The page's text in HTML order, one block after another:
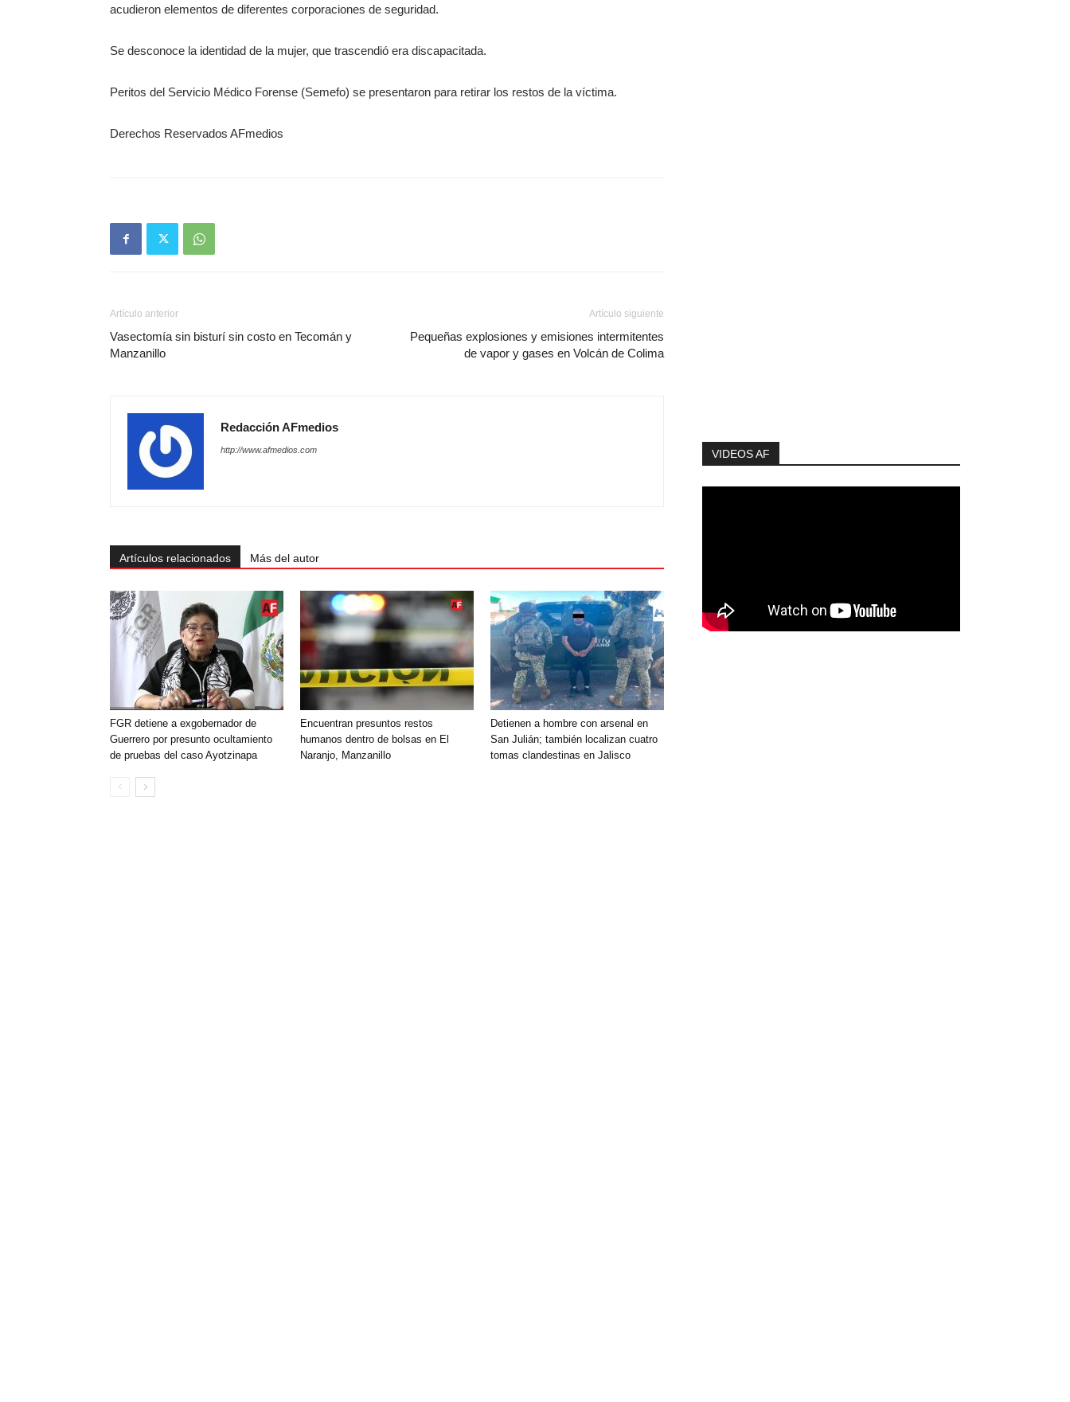
acudieron elementos de diferentes corporaciones de seguridad.
Se desconoce la identidad de la mujer, que trascendió era discapacitada.
Peritos del Servicio Médico Forense (Semefo) se presentaron para retirar los restos de la víctima.
Derechos Reservados AFmedios
Artículo anterior
Vasectomía sin bisturí sin costo en Tecomán y
Manzanillo
Artículo siguiente
Pequeñas explosiones y emisiones intermitentes
de vapor y gases en Volcán de Colima
Redacción AFmedios
http://www.afmedios.com
Artículos relacionados Más del autor
FGR detiene a exgobernador de
Guerrero por presunto ocultamiento
de pruebas del caso Ayotzinapa
Encuentran presuntos restos
humanos dentro de bolsas en El
Naranjo, Manzanillo
Detienen a hombre con arsenal en
San Julián; también localizan cuatro
tomas clandestinas en Jalisco
VIDEOS AF